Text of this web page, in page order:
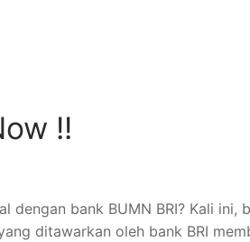
!!
bank BUMN BRI? Kali ini,
ditawarkan oleh bank BRI